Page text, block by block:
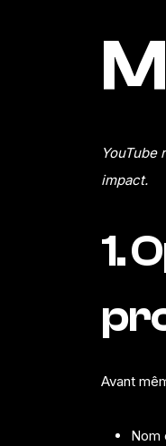
YouTube
impact.
1.
Avant
Nom